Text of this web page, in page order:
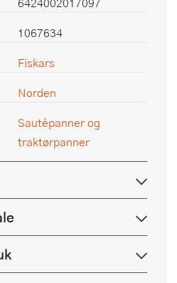
1067634
Fiskars
Norden
Sautépanner og
traktørpanner